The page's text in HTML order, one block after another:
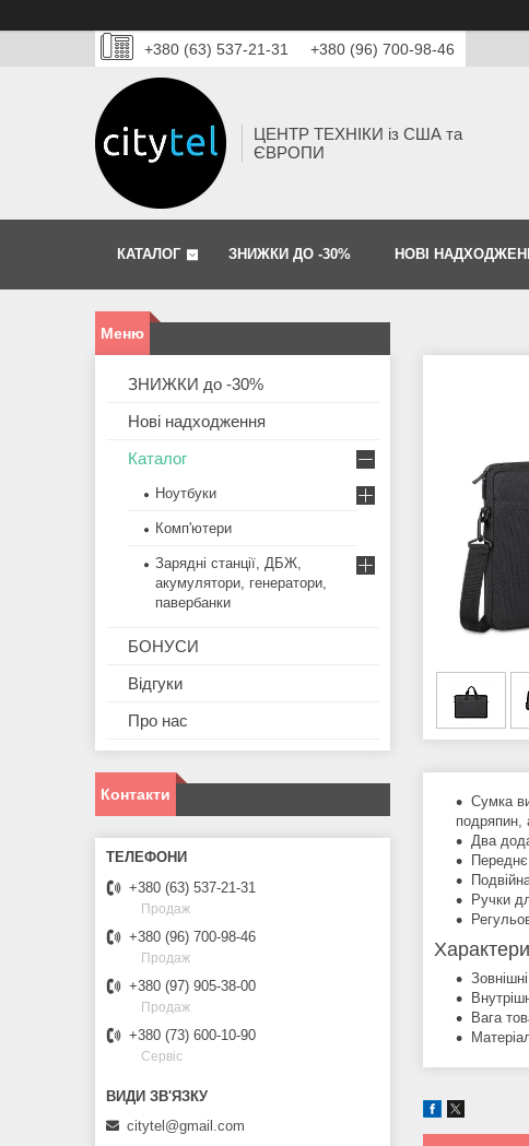
+380 (63) 537-21-31 +380 (96) 700-98-46
ЦЕНТР ТЕХНІКИ із США та
ЄВРОПИ
КАТАЛОГ ЗНИЖКИ ДО -30% НОВІ
Сумка
подряпин,
Два
Ручки
Вага
ЗНИЖКИ до -30%
Нові надходження
Каталог
Ноутбуки
Комп'ютери
Зарядні станції, ДБЖ,
акумулятори, генератори,
павербанки
БОНУСИ
Відгуки
Про нас
Контакти
+380 (63) 537-21-31
Продаж
+380 (96) 700-98-46
Продаж
+380 (97) 905-38-00
Продаж
+380 (73) 600-10-90
Сервіс
citytel@gmail.com